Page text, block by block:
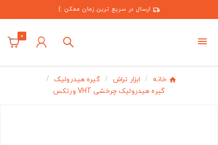
ارسال در سریع ترین زمان ممکن :)
0
خانه ابزار تراش
گیره هیدرولیک
گیره هیدرولیک چرخشی VHT ورتکس